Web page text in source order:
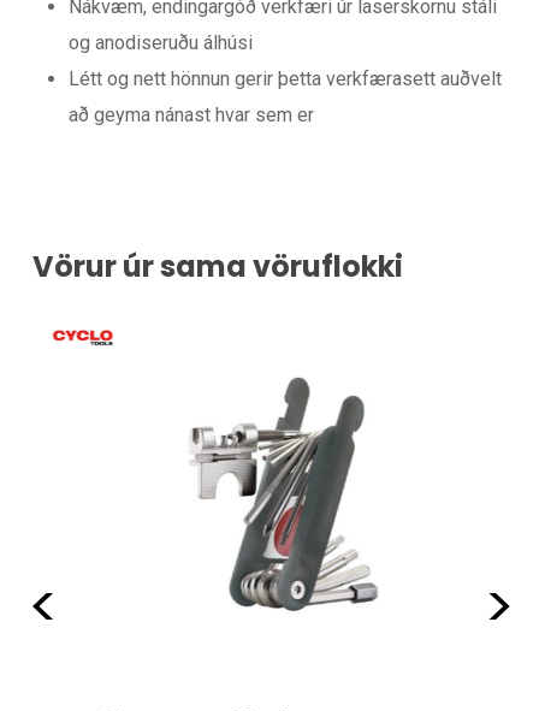
Nákvæm, endingargóð verkfæri úr laserskornu stáli
og anodiseruðu álhúsi
Létt og nett hönnun gerir þetta verkfærasett auðvelt
að geyma nánast hvar sem er
Vörur úr sama vöruflokki